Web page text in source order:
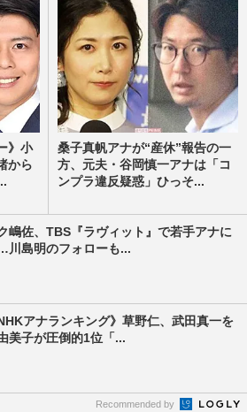
》小
から
桑子真帆アナが“産休”報告の一
方、元夫・谷岡慎一アナは「コ
ンプラ違反疑惑」ひっそ...
嶋佐、TBS『ラヴィット』で若手アナに
川島明のフォローも...
アナランキング》草野仁、武田真一を
美子が圧倒的1位「...
Recommended by